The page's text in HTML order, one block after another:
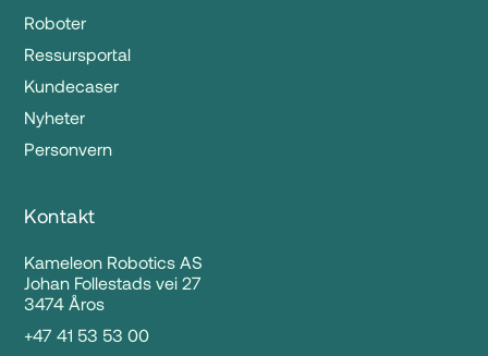
Roboter
Ressursportal
Kundecaser
Nyheter
Personvern
Kontakt
Kameleon Robotics AS
Johan Follestads vei 27
3474 Åros
+47 41 53 53 00